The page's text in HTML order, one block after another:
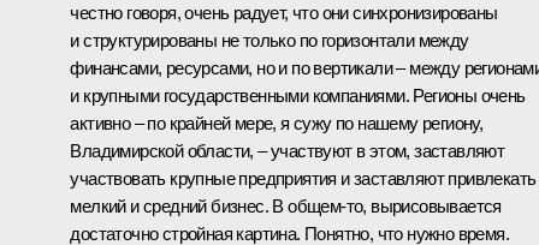
честно говоря, очень радует, что они синхронизированы
и структурированы не только по горизонтали между
финансами, ресурсами, но и по вертикали – между
и крупными государственными компаниями. Регионы очень
активно – по крайней мере, я сужу по нашему региону,
Владимирской области, – участвуют в этом, заставляют
участвовать крупные предприятия и заставляют привлекать
мелкий и средний бизнес. В общем‑то, вырисовывается
достаточно стройная картина. Понятно, что нужно время.